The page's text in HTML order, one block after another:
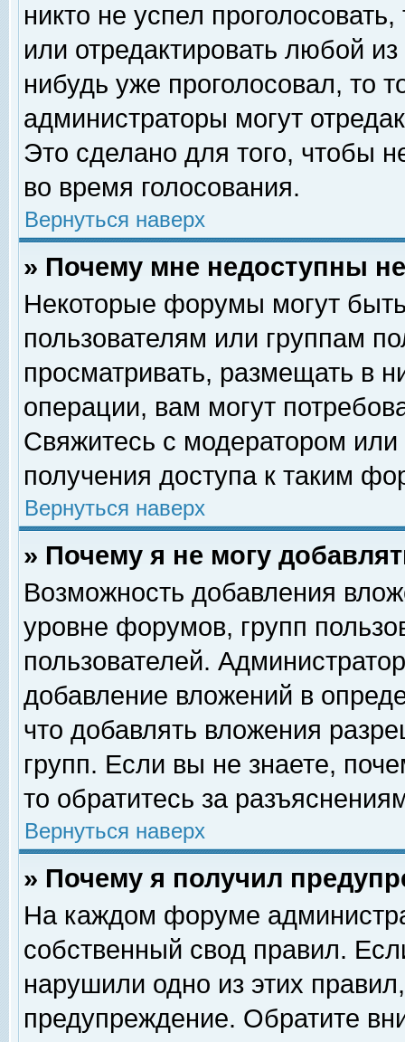
никто не успел
или отредактировать любой
нибудь уже проголосовал, то
администраторы могут
Это сделано для того, чтобы
во время голосования.
Вернуться наверх
» Почему мне недоступны
Некоторые форумы могут
пользователям или группам
просматривать, размещать в
операции, вам могут
Свяжитесь с модератором
получения доступа к таким
Вернуться наверх
» Почему я не могу
Возможность добавления
уровне форумов, групп
пользователей.
добавление вложений в
что добавлять вложения
групп. Если вы не знаете,
то обратитесь за
Вернуться наверх
» Почему я получил
На каждом форуме
собственный свод правил.
нарушили одно из этих
предупреждение. Обратите